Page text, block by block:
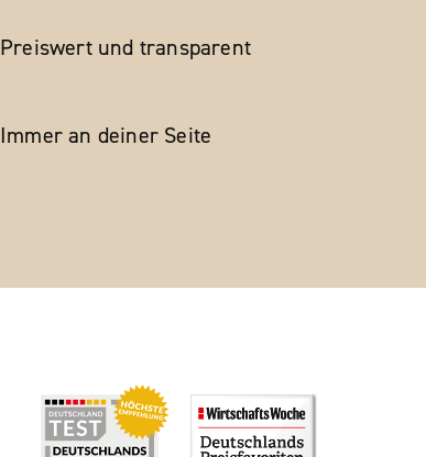
Preiswert und transparent
Immer an deiner Seite